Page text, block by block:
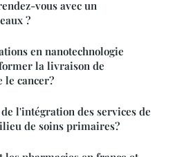
vous avec un
?
en nanotechnologie
la livraison de
le cancer?
l'intégration des services de
de soins primaires?